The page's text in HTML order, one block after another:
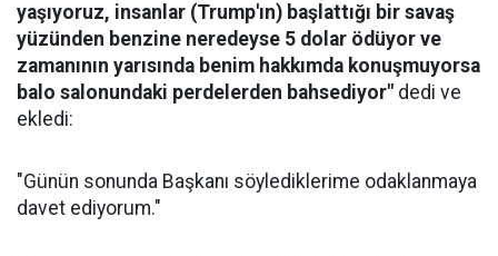
yaşıyoruz, insanlar (Trump'ın) başlattığı bir savaş
yüzünden benzine neredeyse 5 dolar ödüyor ve
zamanının yarısında benim hakkımda konuşmuyorsa
balo salonundaki perdelerden bahsediyor" dedi ve
ekledi:
"Günün sonunda Başkanı söylediklerime odaklanmaya
davet ediyorum."